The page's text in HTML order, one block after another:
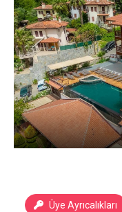
Üye Ayrıcalıkları